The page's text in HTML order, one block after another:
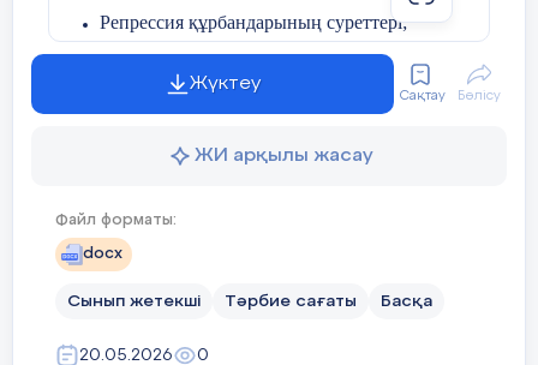
Репрессия құрбандарының суреттері;
«Ешкім де, ешнәрсе де ұмытылмайды»
Баяу мұңды музыка.
І. Кіріспе
(Сахнада баяу күй ойнап тұрады)
1-жүргізуші:
Жүктеу
Сақтау Бөлісу
ЖИ арқылы жасау
Файл форматы:
docx
Сынып жетекші Тәрбие сағаты Басқа
20.05.2026 0